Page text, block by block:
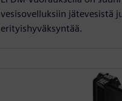
vesisovelluksiin jätevesistä
erityishyväksyntää.